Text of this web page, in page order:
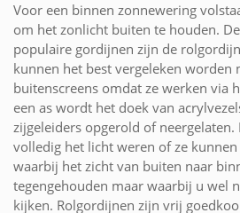
Voor een binnen zonnewering
om het zonlicht buiten te houden.
populaire gordijnen zijn de
kunnen het best vergeleken worden
buitenscreens omdat ze werken via
een as wordt het doek van
zijgeleiders opgerold of
volledig het licht weren of ze
waarbij het zicht van buiten naar
tegengehouden maar waarbij u wel
kijken. Rolgordijnen zijn vrij